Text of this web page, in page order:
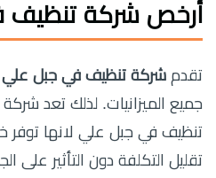
أرخص شركة تنظيف
تقدم شركة تنظيف في جبل علي
جميع الميزانيات. لذلك تعد
تنظيف في جبل علي لانها توفر
تقليل التكلفة دون التأثير على